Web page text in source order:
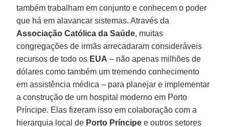
também trabalham em conjunto e conhecem o poder
que há em alavancar sistemas. Através da
Associação Católica da Saúde, muitas
congregações de irmãs arrecadaram consideráveis
recursos de todo os EUA – não apenas milhões de
dólares como também um tremendo conhecimento
em assistência médica – para planejar e implementar
a construção de um hospital moderno em Porto
Príncipe. Elas fizeram isso em colaboração com a
hierarquia local de Porto Príncipe e outros setores